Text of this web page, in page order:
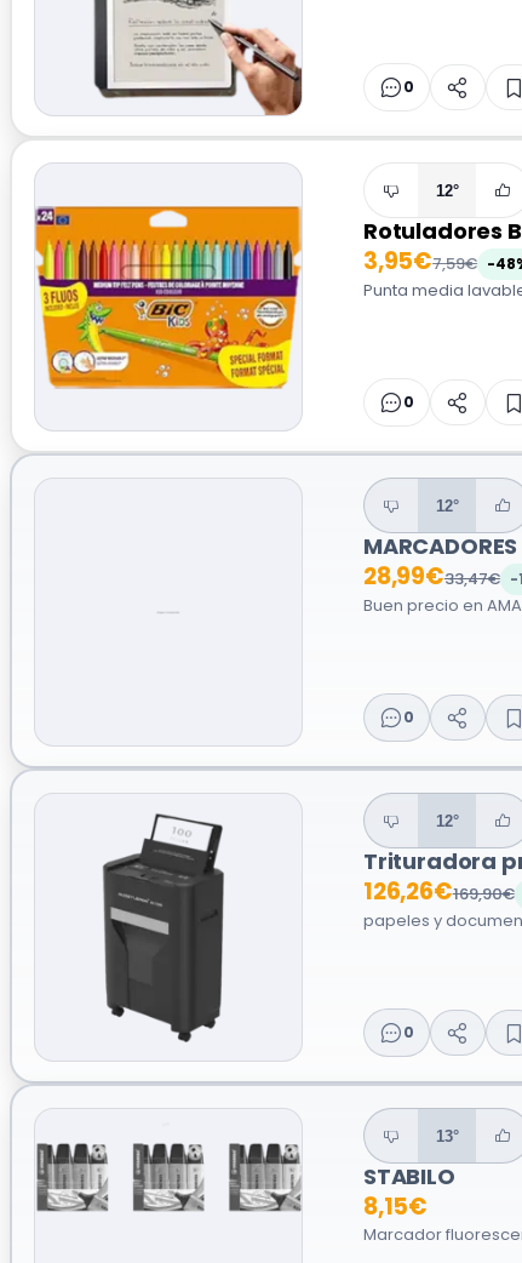
0
12°
Rotuladores
3,95€7,59€ -
Punta media
0
12°
28,99€33,47€ -
Buen precio en
0
12°
Trituradora
126,26€169,90€
papeles y
0
13°
STABILO
8,15€
Marcador